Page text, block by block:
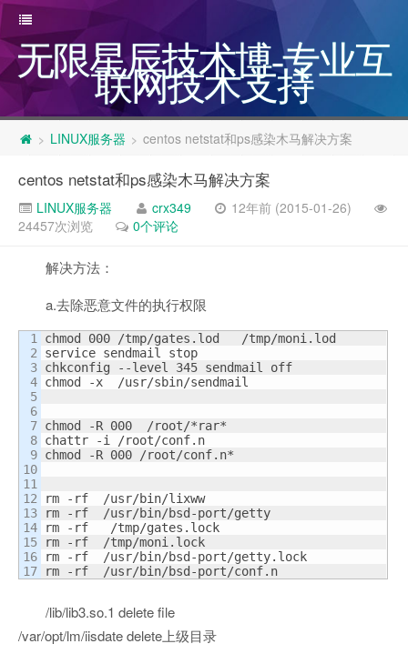
无限星辰技术博-专业互
联网技术支持
> LINUX服务器 > centos netstat和ps感染木马解决方案
centos netstat和ps感染木马解决方案
LINUX服务器 crx349
12年前 (2015-01-26)
24457次浏览
0个评论
解决方法：
a.去除恶意文件的执行权限
1
2
3
4
5
6
7
8
9
10
11
12
13
14
15
16
chmod 000 /tmp/gates.lod   /tmp/moni.lod
service sendmail stop
chkconfig --level 345 sendmail off
chmod -x  /usr/sbin/sendmail
chmod -R 000  /root/*rar*
chattr -i /root/conf.n
chmod -R 000 /root/conf.n*
rm -rf  /usr/bin/lixww
rm -rf  /usr/bin/bsd-port/getty
rm -rf   /tmp/gates.lock
rm -rf  /tmp/moni.lock
rm -rf  /usr/bin/bsd-port/getty.lock
rm -rf  /usr/bin/bsd-port/conf.n
/lib/lib3.so.1 delete file
/var/opt/lm/iisdate delete上级目录